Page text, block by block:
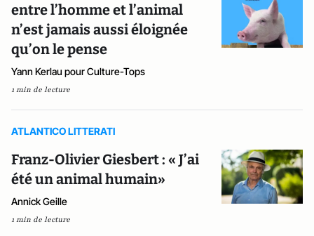
entre l’homme et l’animal
n’est jamais aussi éloignée
qu’on le pense
Yann Kerlau pour Culture-Tops
1 min de lecture
ATLANTICO LITTERATI
Franz-Olivier Giesbert : « J’ai
été un animal humain»
Annick Geille
1 min de lecture